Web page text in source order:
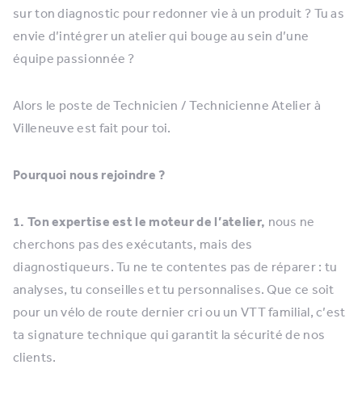
sur ton diagnostic pour redonner vie à un produit ? Tu as
envie d’intégrer un atelier qui bouge au sein d’une
équipe passionnée ?
Alors le poste de Technicien / Technicienne Atelier à
Villeneuve est fait pour toi.
Pourquoi nous rejoindre ?
1. Ton expertise est le moteur de l’atelier, nous ne
cherchons pas des exécutants, mais des
diagnostiqueurs. Tu ne te contentes pas de réparer : tu
analyses, tu conseilles et tu personnalises. Que ce soit
pour un vélo de route dernier cri ou un VTT familial, c’est
ta signature technique qui garantit la sécurité de nos
clients.